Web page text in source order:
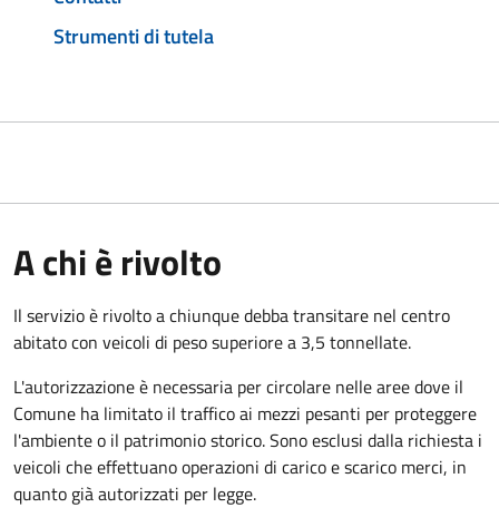
Strumenti di tutela
A chi è rivolto
Il servizio è rivolto a chiunque debba transitare nel centro
abitato con veicoli di peso superiore a 3,5 tonnellate.
L'autorizzazione è necessaria per circolare nelle aree dove il
Comune ha limitato il traffico ai mezzi pesanti per proteggere
l'ambiente o il patrimonio storico. Sono esclusi dalla richiesta i
veicoli che effettuano operazioni di carico e scarico merci, in
quanto già autorizzati per legge.